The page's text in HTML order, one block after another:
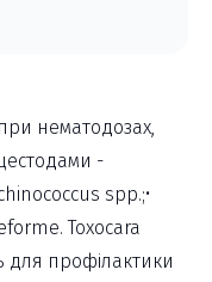
нематодозах,
-
spp.;•
Toxocara
для профілактики